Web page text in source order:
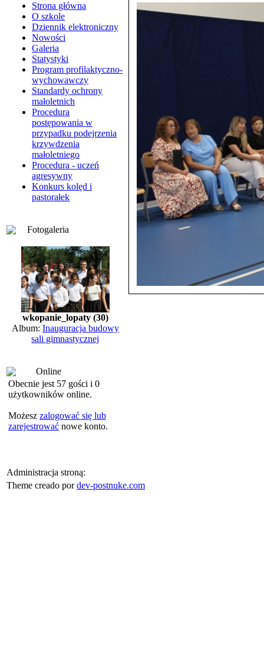
Strona główna
O szkole
Dziennik elektroniczny
Nowości
Galeria
Statystyki
Program profilaktyczno-
wychowawczy
Standardy ochrony
małoletnich
Procedura
postępowania w
przypadku podejrzenia
krzywdzenia
małoletniego
Procedura - uczeń
agresywny
Konkurs kolęd i
pastorałek
Fotogaleria
wkopanie_lopaty (30)
Album: Inauguracja budowy
sali gimnastycznej
Online
Obecnie jest 57 gości i 0
użytkowników online.
Możesz zalogować się lub
zarejestrować nowe konto.
Administracja stroną:
Theme creado pordev-postnuke.com